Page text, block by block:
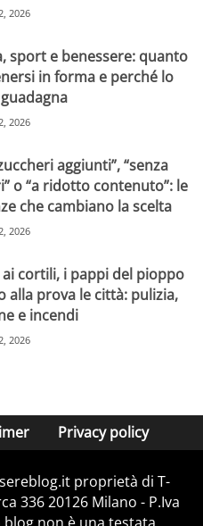
2026
sport e benessere: quanto
in forma e perché lo
2026
aggiunti”, “senza
o “a ridotto contenuto”: le
che cambiano la scelta
2026
ai cortili, i pappi del pioppo
alla prova le città: pulizia,
e incendi
2026
Privacy policy
proprietà di T-
336 20126 Milano - P.Iva